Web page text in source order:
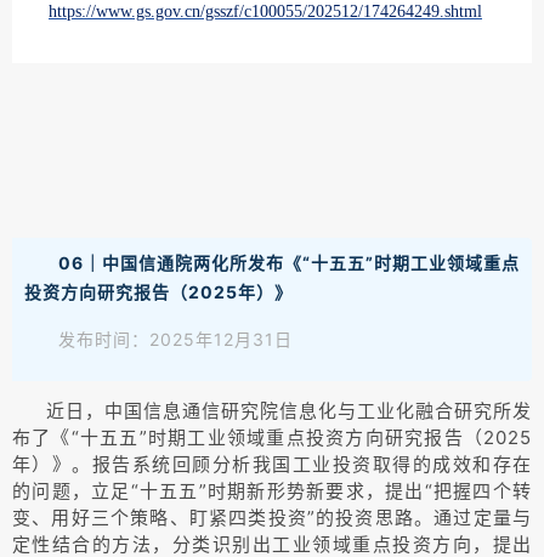
https://www.gs.gov.cn/gsszf/c100055/202512/174264249.shtml
06｜中国信通院两化所发布《“十五五”时期工业领域重点
投资方向研究报告（2025年）》
发布时间：2025年12月31日
近日，中国信息通信研究院信息化与工业化融合研究所发
布了《“十五五”时期工业领域重点投资方向研究报告（2025
年）》。报告系统回顾分析我国工业投资取得的成效和存在
的问题，立足“十五五”时期新形势新要求，提出“把握四个转
变、用好三个策略、盯紧四类投资”的投资思路。通过定量与
定性结合的方法，分类识别出工业领域重点投资方向，提出